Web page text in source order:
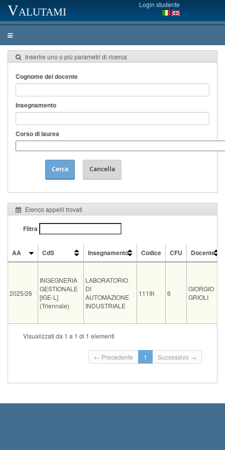
Valutami Login studente
Inserire uno o più parametri di ricerca
Cognome del docente
Insegnamento
Corso di laurea
Cerca Cancella
Elenco appelli trovati
Filtra
AA CdS Insegnamento Codice CFU
Docente
2025/26
INGEGNERIA
GESTIONALE
[IGE-L]
(Triennale)
LABORATORIO
DI
AUTOMAZIONE
INDUSTRIALE
1119I 6
GIORGIO
GRIOLI
Tipo Data e ora Sede Note
Termine iscrizioni: 11-
Visualizzati da 1 a 1 di 1 elementi
← Precedente 1 Successivo →